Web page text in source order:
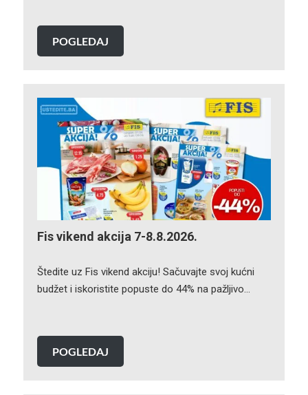
POGLEDAJ
Fis vikend akcija 7-8.8.2026.
Štedite uz Fis vikend akciju! Sačuvajte svoj kućni
budžet i iskoristite popuste do 44% na pažljivo…
POGLEDAJ